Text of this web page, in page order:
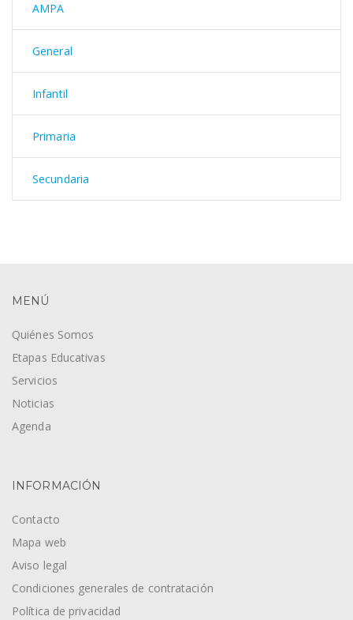
AMPA
General
Infantil
Primaria
Secundaria
MENÚ
Quiénes Somos
Etapas Educativas
Servicios
Noticias
Agenda
INFORMACIÓN
Contacto
Mapa web
Aviso legal
Condiciones generales de contratación
Política de privacidad